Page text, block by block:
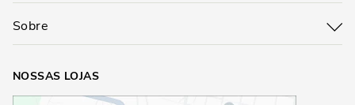
Sobre
NOSSAS LOJAS